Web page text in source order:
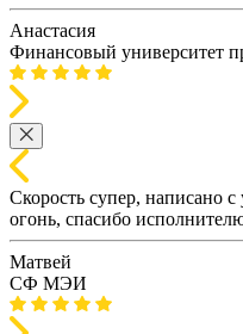
Анастасия
Финансовый университет
Скорость супер, написано
огонь, спасибо
Матвей
СФ МЭИ